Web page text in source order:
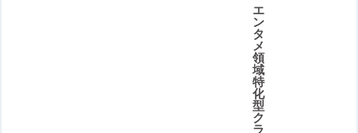
エ
ン
タ
メ
領
域
特
化
型
ク
ラ